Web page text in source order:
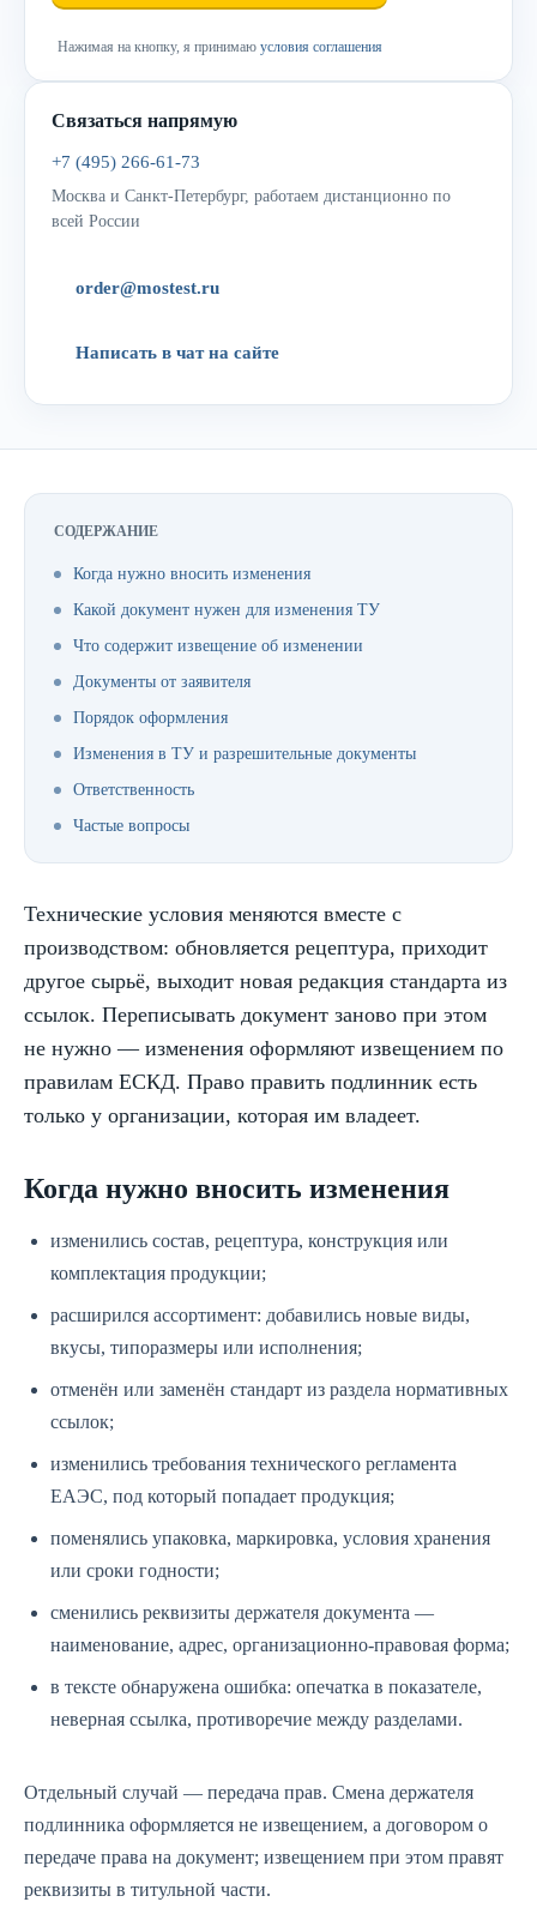
Нажимая на кнопку, я принимаю условия соглашения
Связаться напрямую
+7 (495) 266-61-73
Москва и Санкт-Петербург, работаем дистанционно по
всей России
order@mostest.ru
Написать в чат на сайте
СОДЕРЖАНИЕ
Когда нужно вносить изменения
Какой документ нужен для изменения ТУ
Что содержит извещение об изменении
Документы от заявителя
Порядок оформления
Изменения в ТУ и разрешительные документы
Ответственность
Частые вопросы
Технические условия меняются вместе с
производством: обновляется рецептура, приходит
другое сырьё, выходит новая редакция стандарта из
ссылок. Переписывать документ заново при этом
не нужно — изменения оформляют извещением по
правилам ЕСКД. Право править подлинник есть
только у организации, которая им владеет.
Когда нужно вносить изменения
изменились состав, рецептура, конструкция или
комплектация продукции;
расширился ассортимент: добавились новые виды,
вкусы, типоразмеры или исполнения;
отменён или заменён стандарт из раздела нормативных
ссылок;
изменились требования технического регламента
ЕАЭС, под который попадает продукция;
поменялись упаковка, маркировка, условия хранения
или сроки годности;
сменились реквизиты держателя документа —
наименование, адрес, организационно-правовая форма;
в тексте обнаружена ошибка: опечатка в показателе,
неверная ссылка, противоречие между разделами.
Отдельный случай — передача прав. Смена держателя
подлинника оформляется не извещением, а договором о
передаче права на документ; извещением при этом правят
реквизиты в титульной части.